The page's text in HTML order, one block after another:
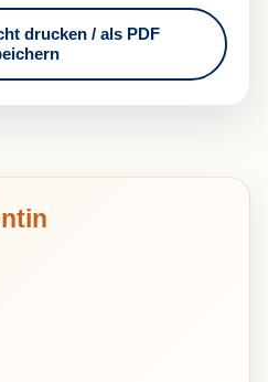
drucken / als PDF